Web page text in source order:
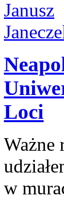
Loci
Ważne
w